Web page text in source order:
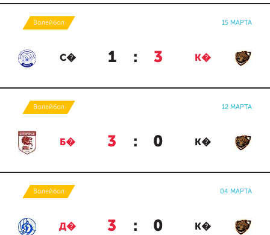
Волейбол 15 МАРТА
С� 1 : 3 К�
Волейбол 12 МАРТА
Б� 3 : 0 К�
Волейбол 04 МАРТА
Д� 3 : 0 К�